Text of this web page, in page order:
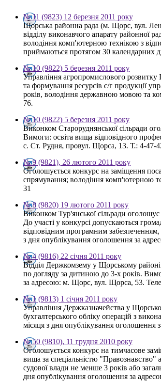
№ 11 (9823) 12 березня 2011 року
Щорська районна рада (м. Щорс, вул.
відділу виконавчого апарату районної
володіння комп'ютерною технікою з
приймаються протягом 30 календарних
№ 10 (9822) 5 березня 2011 року
Управління агропромислового розвитку
та формування ресурсів с/г продукції
років, володіння державною мовою та
76.
№ 10 (9822) 5 березня 2011 року
Виконком Староруднянської сільради
Вимоги: освіта вища відповідного
с. Ст. Рудня, провул. Щорса, 13. Т.: 4-47-
№ 9 (9821), 26 лютого 2011 року
Оголошується конкурс на заміщення
спрямування; володіння комп'ютерною
31
№ 8 (9820) 19 лютого 2011 року
Виконком Тур'янської сільради
До участі у конкурсі допускаються
відповідним програмним
з дня опублікування оголошення за
№ 4 (9816) 22 січня 2011 року
Відділ Держкомзему у Щорському районі
по догляду за дитиною до 3-х років.
за адресою: м. Щорс, вул. Щорса, 53.
№ 1 (9813) 1 січня 2011 року
Управління Держказначейства у
бухгалтерського обліку операцій з
місяця з дня опублікування
№ 50 (9810), 11 грудня 2010 року
Оголошується конкурс на тимчасове
вища за спеціальністю "Правознавство"
судової влади не менше 3 років або
дня опублікування оголошення за